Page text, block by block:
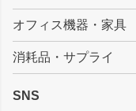
オフィス機器・家具
消耗品・サプライ
SNS